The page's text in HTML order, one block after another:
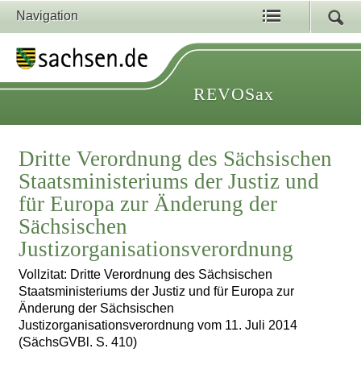
Navigation
REVOSax
Dritte Verordnung des Sächsischen
Staatsministeriums der Justiz und
für Europa zur Änderung der
Sächsischen
Justizorganisationsverordnung
Vollzitat: Dritte Verordnung des Sächsischen
Staatsministeriums der Justiz und für Europa zur
Änderung der Sächsischen
Justizorganisationsverordnung vom 11. Juli 2014
(SächsGVBl. S. 410)